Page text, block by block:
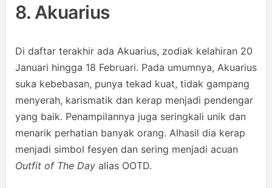
8. Akuarius
Di daftar terakhir ada Akuarius, zodiak kelahiran 20
Januari hingga 18 Februari. Pada umumnya, Akuarius
suka kebebasan, punya tekad kuat, tidak gampang
menyerah, karismatik dan kerap menjadi pendengar
yang baik. Penampilannya juga seringkali unik dan
menarik perhatian banyak orang. Alhasil dia kerap
menjadi simbol fesyen dan sering menjadi acuan
Outfit of The Day alias OOTD.